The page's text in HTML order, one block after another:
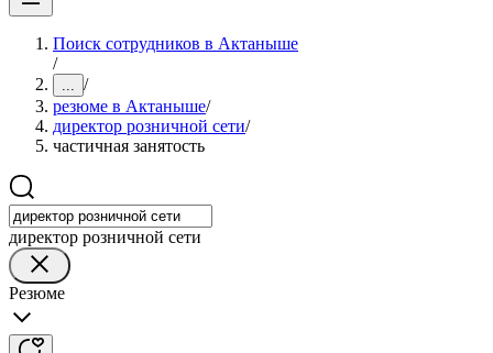
Поиск сотрудников в Актаныше
/
... /
резюме в Актаныше/
директор розничной сети/
частичная занятость
директор розничной сети
Резюме